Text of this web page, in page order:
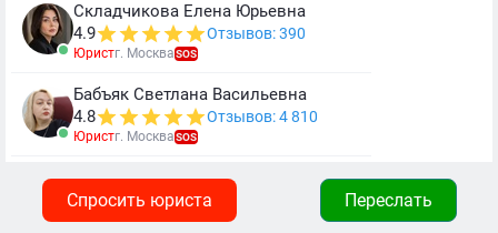
Спросить юриста Переслать
Складчикова Елена Юрьевна
4.9
Отзывов: 390
Юристг. МоскваSOS
Бабъяк Светлана Васильевна
4.8
Отзывов: 4 810
Юристг. МоскваSOS